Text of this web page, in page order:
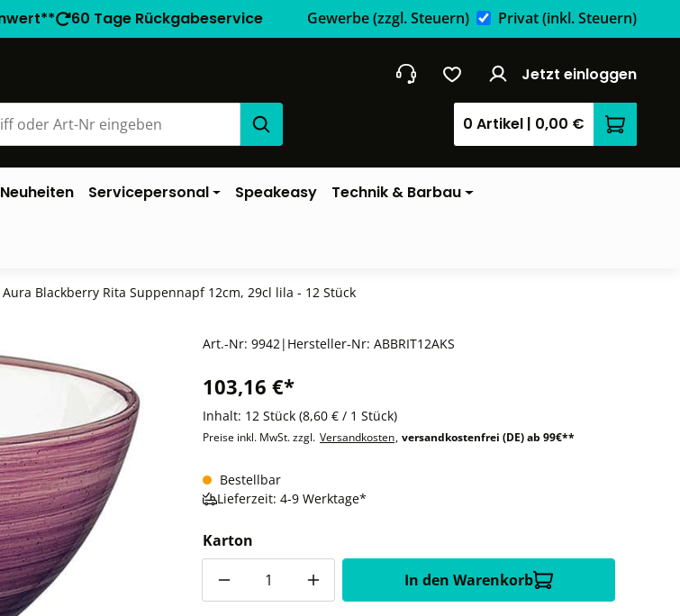
60 Tage Rückgabeservice Gewerbe(zzgl. Steuern) Privat(inkl. Steuern)
Jetzt einloggen
0 Artikel | 0,00 €
Neuheiten Servicepersonal Speakeasy Technik & Barbau
Aura Blackberry Rita Suppennapf 12cm, 29cl lila - 12 Stück
Art.-Nr: 9942| Hersteller-Nr: ABBRIT12AKS
103,16 €*
Inhalt: 12 Stück (8,60 € / 1 Stück)
Preise inkl. MwSt. zzgl. Versandkosten, versandkostenfrei (DE) ab 99€**
Bestellbar
Lieferzeit: 4-9 Werktage*
Karton
In den Warenkorb